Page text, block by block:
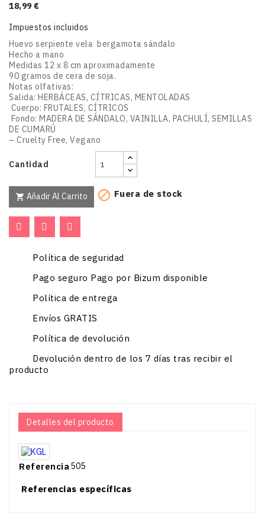
18,99 €
Impuestos incluidos
Huevo serpiente vela bergamota sándalo
Hecho a mano
Medidas 12 x 8 cm aproximadamente
90 gramos de cera de soja.
Notas olfativas:
Salida: HERBÁCEAS, CÍTRICAS, MENTOLADAS
Cuerpo: FRUTALES, CÍTRICOS
Fondo: MADERA DE SÁNDALO, VAINILLA, PACHULÍ, SEMILLAS
DE CUMARÚ
– Cruelty Free, Vegano
Cantidad
 Añadir Al Carrito  Fuera de stock
Política de seguridad
Pago seguro Pago por Bizum disponible
Política de entrega
Envíos GRATIS
Política de devolución
Devolución dentro de los 7 días tras recibir el
producto
Detalles del producto
Referencia505
Referencias específicas